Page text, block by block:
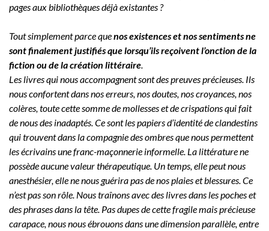
pages aux bibliothèques déjà existantes ?
Tout simplement parce quenos existences et nos sentiments ne
sont finalement justifiés que lorsqu’ils reçoivent l’onction de la
fiction ou de la création littéraire
Les livres qui nous accompagnent sont des preuves précieuses. Ils
nous confortent dans nos erreurs, nos doutes, nos croyances, nos
colères, toute cette somme de mollesses et de crispations qui fait
de nous des inadaptés. Ce sont les papiers d’identité de clandestins
qui trouvent dans la compagnie des ombres que nous permettent
les écrivains une franc-maçonnerie informelle. La littérature ne
possède aucune valeur thérapeutique. Un temps, elle peut nous
anesthésier, elle ne nous guérira pas de nos plaies et blessures. Ce
n’est pas son rôle. Nous traînons avec des livres dans les poches et
des phrases dans la tête. Pas dupes de cette fragile mais précieuse
carapace, nous nous ébrouons dans une dimension parallèle, entre